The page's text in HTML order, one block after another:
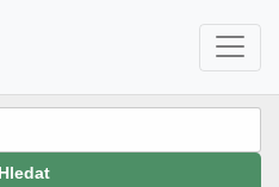
Hledat